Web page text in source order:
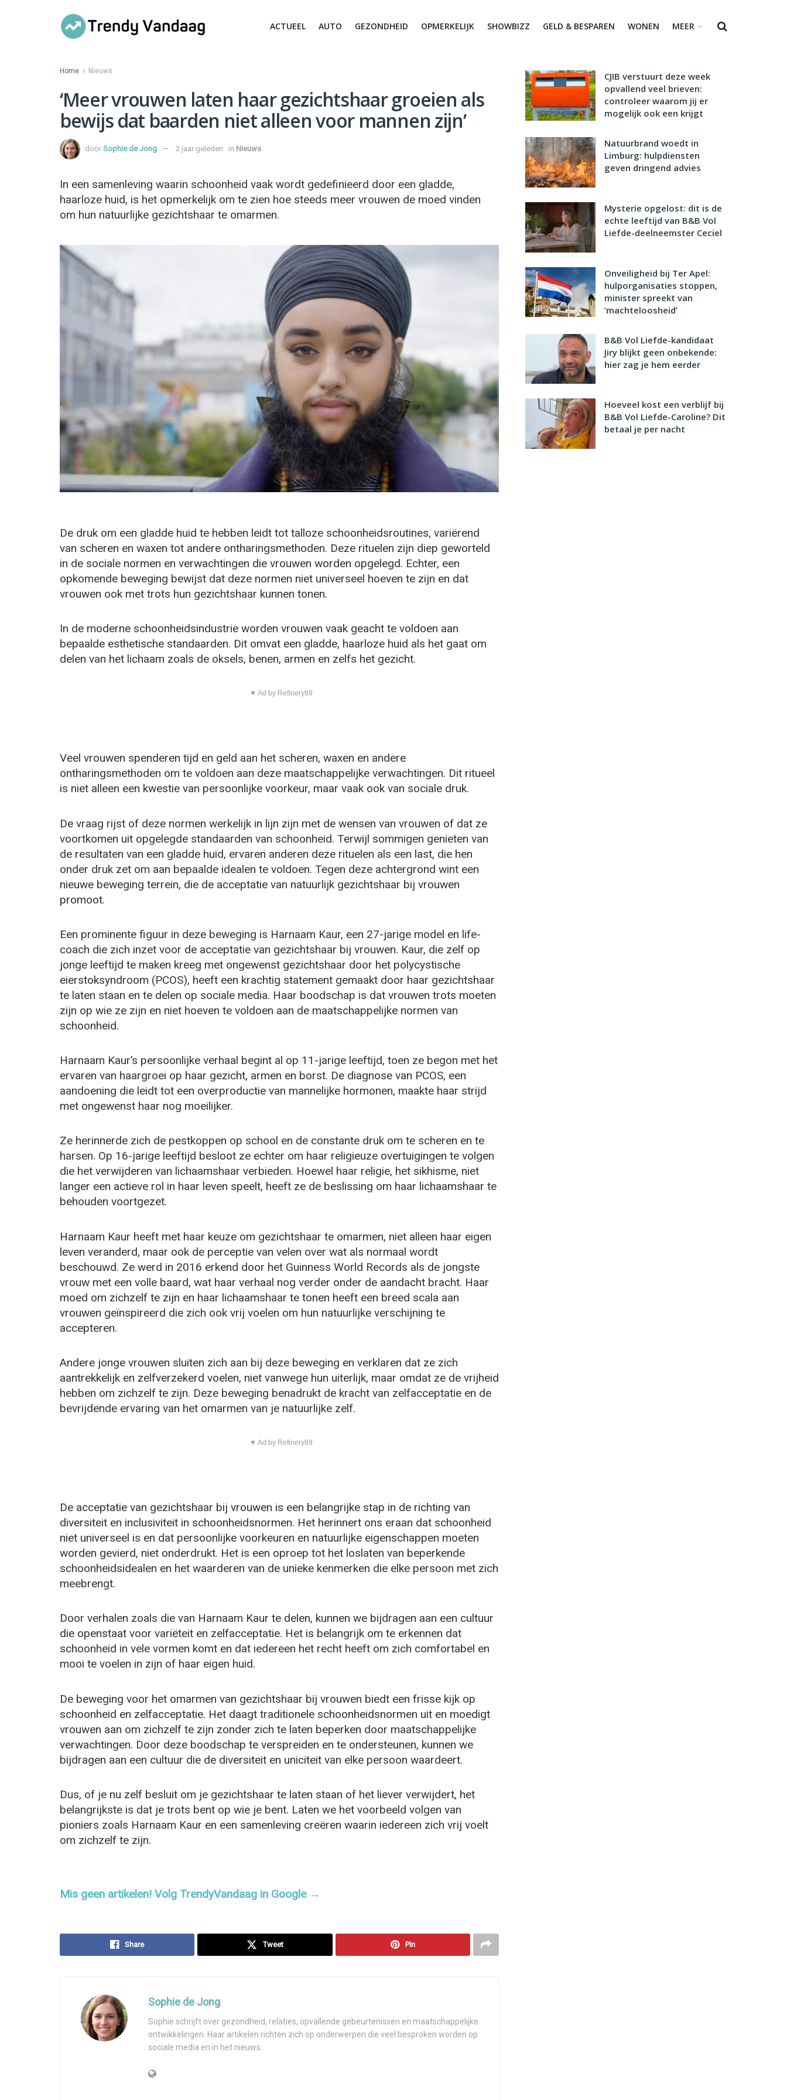
ACTUEEL AUTO GEZONDHEID OPMERKELIJK SHOWBIZZ GELD & BESPAREN WONEN MEER
Home Nieuws
‘Meer vrouwen laten haar gezichtshaar groeien als
bewijs dat baarden niet alleen voor mannen zijn’
door Sophie de Jong 2 jaar geleden in Nieuws
In een samenleving waarin schoonheid vaak wordt gedefinieerd door een gladde,
haarloze huid, is het opmerkelijk om te zien hoe steeds meer vrouwen de moed vinden
om hun natuurlijke gezichtshaar te omarmen.
De druk om een gladde huid te hebben leidt tot talloze schoonheidsroutines, variërend
van scheren en waxen tot andere ontharingsmethoden. Deze rituelen zijn diep geworteld
in de sociale normen en verwachtingen die vrouwen worden opgelegd. Echter, een
opkomende beweging bewijst dat deze normen niet universeel hoeven te zijn en dat
vrouwen ook met trots hun gezichtshaar kunnen tonen.
In de moderne schoonheidsindustrie worden vrouwen vaak geacht te voldoen aan
bepaalde esthetische standaarden. Dit omvat een gladde, haarloze huid als het gaat om
delen van het lichaam zoals de oksels, benen, armen en zelfs het gezicht.
▼ Ad by Refinery89
Veel vrouwen spenderen tijd en geld aan het scheren, waxen en andere
ontharingsmethoden om te voldoen aan deze maatschappelijke verwachtingen. Dit ritueel
is niet alleen een kwestie van persoonlijke voorkeur, maar vaak ook van sociale druk.
De vraag rijst of deze normen werkelijk in lijn zijn met de wensen van vrouwen of dat ze
voortkomen uit opgelegde standaarden van schoonheid. Terwijl sommigen genieten van
de resultaten van een gladde huid, ervaren anderen deze rituelen als een last, die hen
onder druk zet om aan bepaalde idealen te voldoen. Tegen deze achtergrond wint een
nieuwe beweging terrein, die de acceptatie van natuurlijk gezichtshaar bij vrouwen
promoot.
Een prominente figuur in deze beweging is Harnaam Kaur, een 27-jarige model en life-
coach die zich inzet voor de acceptatie van gezichtshaar bij vrouwen. Kaur, die zelf op
jonge leeftijd te maken kreeg met ongewenst gezichtshaar door het polycystische
eierstoksyndroom (PCOS), heeft een krachtig statement gemaakt door haar gezichtshaar
te laten staan en te delen op sociale media. Haar boodschap is dat vrouwen trots moeten
zijn op wie ze zijn en niet hoeven te voldoen aan de maatschappelijke normen van
schoonheid.
Harnaam Kaur’s persoonlijke verhaal begint al op 11-jarige leeftijd, toen ze begon met het
ervaren van haargroei op haar gezicht, armen en borst. De diagnose van PCOS, een
aandoening die leidt tot een overproductie van mannelijke hormonen, maakte haar strijd
met ongewenst haar nog moeilijker.
Ze herinnerde zich de pestkoppen op school en de constante druk om te scheren en te
harsen. Op 16-jarige leeftijd besloot ze echter om haar religieuze overtuigingen te volgen
die het verwijderen van lichaamshaar verbieden. Hoewel haar religie, het sikhisme, niet
langer een actieve rol in haar leven speelt, heeft ze de beslissing om haar lichaamshaar te
behouden voortgezet.
Harnaam Kaur heeft met haar keuze om gezichtshaar te omarmen, niet alleen haar eigen
leven veranderd, maar ook de perceptie van velen over wat als normaal wordt
beschouwd. Ze werd in 2016 erkend door het Guinness World Records als de jongste
vrouw met een volle baard, wat haar verhaal nog verder onder de aandacht bracht. Haar
moed om zichzelf te zijn en haar lichaamshaar te tonen heeft een breed scala aan
vrouwen geïnspireerd die zich ook vrij voelen om hun natuurlijke verschijning te
accepteren.
Andere jonge vrouwen sluiten zich aan bij deze beweging en verklaren dat ze zich
aantrekkelijk en zelfverzekerd voelen, niet vanwege hun uiterlijk, maar omdat ze de vrijheid
hebben om zichzelf te zijn. Deze beweging benadrukt de kracht van zelfacceptatie en de
bevrijdende ervaring van het omarmen van je natuurlijke zelf.
▼ Ad by Refinery89
De acceptatie van gezichtshaar bij vrouwen is een belangrijke stap in de richting van
diversiteit en inclusiviteit in schoonheidsnormen. Het herinnert ons eraan dat schoonheid
niet universeel is en dat persoonlijke voorkeuren en natuurlijke eigenschappen moeten
worden gevierd, niet onderdrukt. Het is een oproep tot het loslaten van beperkende
schoonheidsidealen en het waarderen van de unieke kenmerken die elke persoon met zich
meebrengt.
Door verhalen zoals die van Harnaam Kaur te delen, kunnen we bijdragen aan een cultuur
die openstaat voor variëteit en zelfacceptatie. Het is belangrijk om te erkennen dat
schoonheid in vele vormen komt en dat iedereen het recht heeft om zich comfortabel en
mooi te voelen in zijn of haar eigen huid.
De beweging voor het omarmen van gezichtshaar bij vrouwen biedt een frisse kijk op
schoonheid en zelfacceptatie. Het daagt traditionele schoonheidsnormen uit en moedigt
vrouwen aan om zichzelf te zijn zonder zich te laten beperken door maatschappelijke
verwachtingen. Door deze boodschap te verspreiden en te ondersteunen, kunnen we
bijdragen aan een cultuur die de diversiteit en uniciteit van elke persoon waardeert.
Dus, of je nu zelf besluit om je gezichtshaar te laten staan of het liever verwijdert, het
belangrijkste is dat je trots bent op wie je bent. Laten we het voorbeeld volgen van
pioniers zoals Harnaam Kaur en een samenleving creëren waarin iedereen zich vrij voelt
om zichzelf te zijn.
Mis geen artikelen! Volg TrendyVandaag in Google →
Share Tweet Pin
Sophie de Jong
Sophie schrijft over gezondheid, relaties, opvallende gebeurtenissen en maatschappelijke
ontwikkelingen. Haar artikelen richten zich op onderwerpen die veel besproken worden op
sociale media en in het nieuws.
CJIB verstuurt deze week
opvallend veel brieven:
controleer waarom jij er
mogelijk ook een krijgt
Natuurbrand woedt in
Limburg: hulpdiensten
geven dringend advies
Mysterie opgelost: dit is de
echte leeftijd van B&B Vol
Liefde-deelneemster Ceciel
Onveiligheid bij Ter Apel:
hulporganisaties stoppen,
minister spreekt van
‘machteloosheid’
B&B Vol Liefde-kandidaat
Jiry blijkt geen onbekende:
hier zag je hem eerder
Hoeveel kost een verblijf bij
B&B Vol Liefde-Caroline? Dit
betaal je per nacht